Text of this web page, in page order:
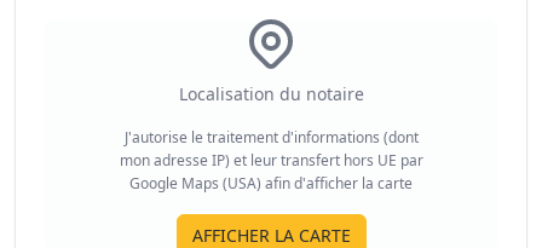
Localisation du notaire
J'autorise le traitement d'informations (dont
mon adresse IP) et leur transfert hors UE par
Google Maps (USA) afin d'afficher la carte
AFFICHER LA CARTE